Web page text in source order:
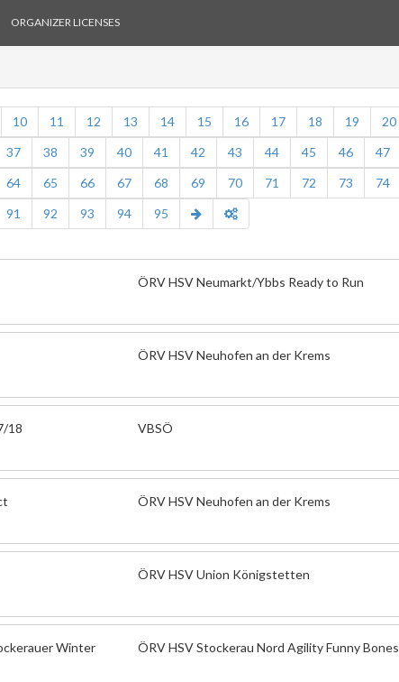
ORGANIZER LICENSES
10 11 12 13 14 15 16 17 18 19 20
37 38 39 40 41 42 43 44 45 46 47
64 65 66 67 68 69 70 71 72 73 74
91 92 93 94 95
ÖRV HSV Neumarkt/Ybbs Ready to Run
ÖRV HSV Neuhofen an der Krems
18
VBSÖ
ÖRV HSV Neuhofen an der Krems
ÖRV HSV Union Königstetten
Winter
ÖRV HSV Stockerau Nord Agility Funny Bones